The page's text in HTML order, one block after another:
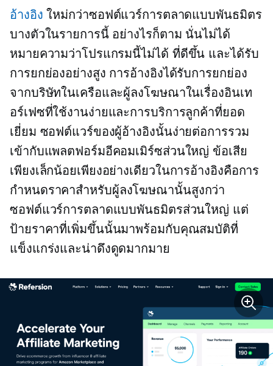
อ้างอิง ใหม่กว่าซอฟต์แวร์การตลาดแบบพันธมิตร
บางตัวในรายการนี้ อย่างไรก็ตาม นั่นไม่ได้
หมายความว่าโปรแกรมนี้ไม่ได้ ที่ดีขึ้น และได้รับ
การยกย่องอย่างสูง การอ้างอิงได้รับการยกย่อง
จากบริษัทในเครือและผู้ลงโฆษณาในเรื่องอินเท
อร์เฟซที่ใช้งานง่ายและการบริการลูกค้าที่ยอด
เยี่ยม ซอฟต์แวร์ของผู้อ้างอิงนั้นง่ายต่อการรวม
เข้ากับแพลตฟอร์มอีคอมเมิร์ซส่วนใหญ่ ข้อเสีย
เพียงเล็กน้อยเพียงอย่างเดียวในการอ้างอิงคือการ
กำหนดราคาสำหรับผู้ลงโฆษณานั้นสูงกว่า
ซอฟต์แวร์การตลาดแบบพันธมิตรส่วนใหญ่ แต่
ป้ายราคาที่เพิ่มขึ้นนั้นมาพร้อมกับคุณสมบัติที่
แข็งแกร่งและน่าดึงดูดมากมาย